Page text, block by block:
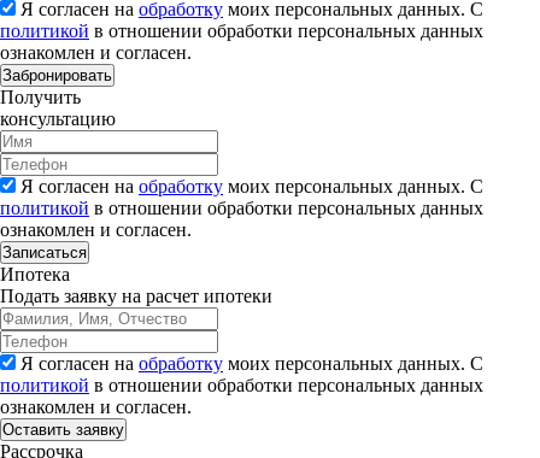
Я согласен на обработку моих персональных данных. С
политикой в отношении обработки персональных данных
ознакомлен и согласен.
Забронировать
Получить
консультацию
Я согласен на обработку моих персональных данных. С
политикой в отношении обработки персональных данных
ознакомлен и согласен.
Записаться
Ипотека
Подать заявку на расчет ипотеки
Я согласен на обработку моих персональных данных. С
политикой в отношении обработки персональных данных
ознакомлен и согласен.
Рассрочка